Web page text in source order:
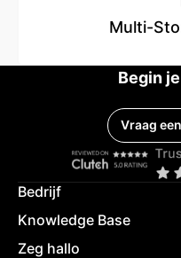
Multi-
Begin
Vraag
Bedrijf
Knowledge Base
Zeg hallo